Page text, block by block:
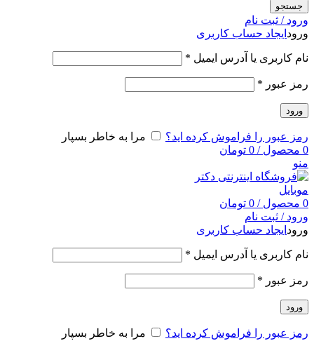
جستجو
ورود / ثبت نام
ورود ایجاد حساب کاربری
نام کاربری یا آدرس ایمیل *
رمز عبور *
ورود
رمز عبور را فراموش کرده اید؟
مرا به خاطر بسپار
0 محصول /
0 تومان
منو
0 محصول /
0 تومان
ورود / ثبت نام
ورود ایجاد حساب کاربری
نام کاربری یا آدرس ایمیل *
رمز عبور *
ورود
رمز عبور را فراموش کرده اید؟ مرا به خاطر بسپار